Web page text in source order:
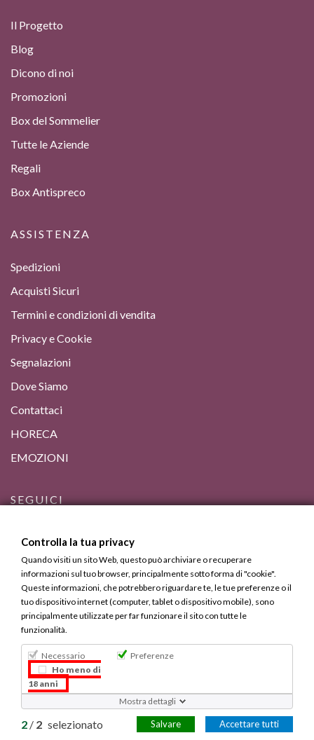
Il Progetto
Blog
Dicono di noi
Promozioni
Box del Sommelier
Tutte le Aziende
Regali
Box Antispreco
ASSISTENZA
Spedizioni
Acquisti Sicuri
Termini e condizioni di vendita
Privacy e Cookie
Segnalazioni
Dove Siamo
Contattaci
HORECA
EMOZIONI
SEGUICI
Bevi Responsabilmente, ma Calabrese.
Copyright © 2013 - 2025 Calabria Gourmet. Tutti i diritti
riservati.
Controlla la tua privacy
Quando visiti un sito Web, questo può archiviare o recuperare
informazioni sul tuo browser, principalmente sotto forma di "cookie".
Queste informazioni, che potrebbero riguardare te, le tue preferenze o il
tuo dispositivo internet (computer, tablet o dispositivo mobile), sono
principalmente utilizzate per far funzionare il sito con tutte le
funzionalità.
Necessario
Preferenze
Ho meno di
18 anni
Mostra dettagli
2 / 2 selezionato Accettare tutti
Salvare